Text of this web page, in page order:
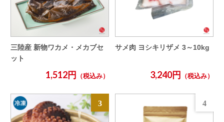
三陸産 新物ワカメ・メカブセ
ット
1,512円 （税込み）
サメ肉 ヨシキリザメ 3～10kg
3,240円 （税込み）
3 4